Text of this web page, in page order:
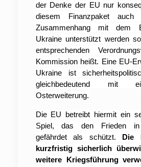
der Denke der EU nur
diesem Finanzpaket auch
Zusammenhang mit dem
Ukraine unterstützt werden
entsprechenden
Kommission heißt. Eine EU-
Ukraine ist
gleichbedeutend mit
Osterweiterung.
Die EU betreibt hiermit ein
Spiel, das den Frieden
gefährdet als schützt. Die
kurzfristig sicherlich
weitere Kriegsführung